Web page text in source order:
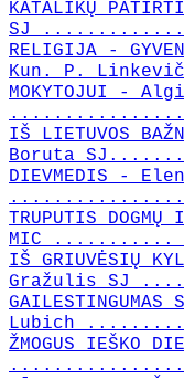
KATALIKŲ
SJ
RELIGIJA -
Kun. P.
MOKYTOJUI -
IŠ LIETUVOS
Boruta SJ.......
DIEVMEDIS -
TRUPUTIS
MIC ...........
IŠ GRIUVĖSIŲ
Gražulis SJ
Lubich
ŽMOGUS IEŠKO